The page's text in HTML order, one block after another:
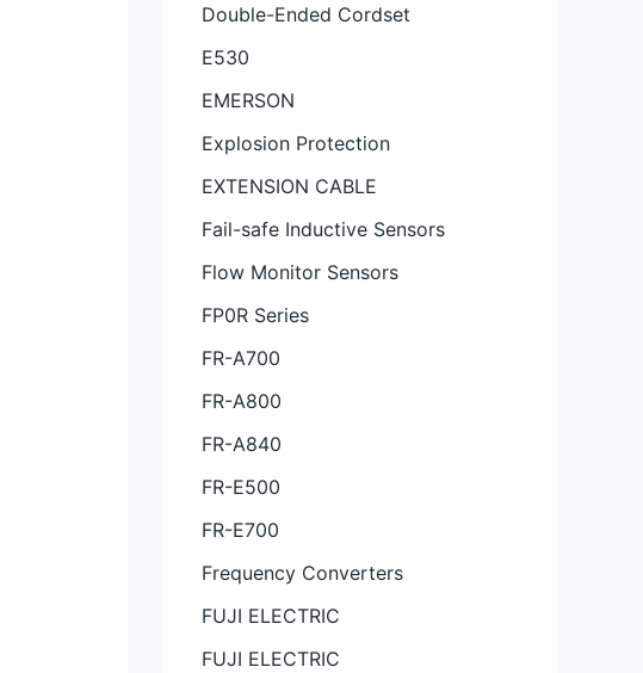
Double-Ended Cordset
E530
EMERSON
Explosion Protection
EXTENSION CABLE
Fail-safe Inductive Sensors
Flow Monitor Sensors
FP0R Series
FR-A700
FR-A800
FR-A840
FR-E500
FR-E700
Frequency Converters
FUJI ELECTRIC
FUJI ELECTRIC